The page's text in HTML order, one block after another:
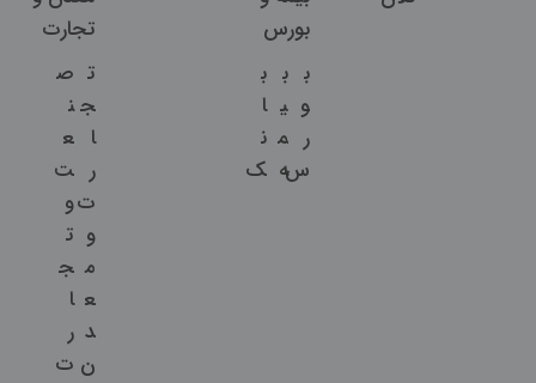
بورس
ب
و
ر
س
ب
ی
م
ه
ب
ا
ن
ک
تجارت
ت
ج
ا
ر
ت
و
م
ع
د
ن
ص
ن
ع
ت
و
ت
ج
ا
ر
ت